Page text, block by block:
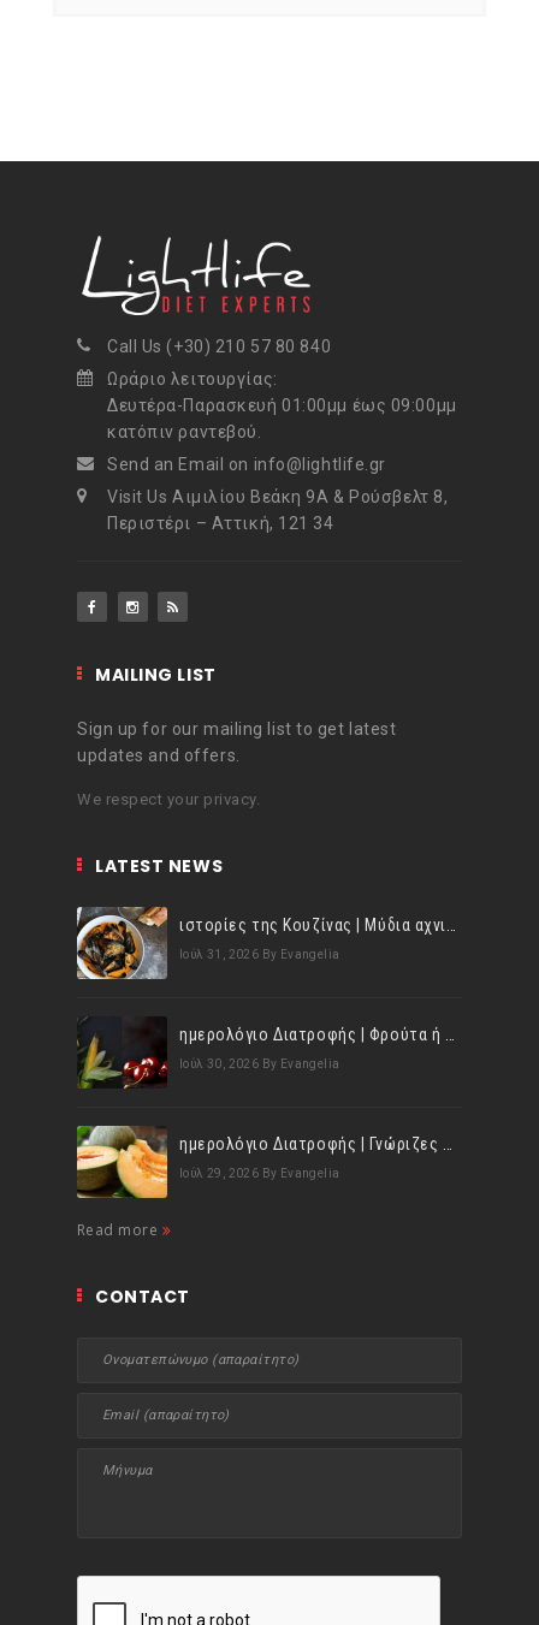
Call Us (+30) 210 57 80 840
Ωράριο λειτουργίας:
Δευτέρα-Παρασκευή 01:00μμ έως 09:00μμ
κατόπιν ραντεβού.
Send an Email on info@lightlife.gr
Visit Us Αιμιλίου Βεάκη 9Α & Ρούσβελτ 8,
Περιστέρι – Αττική, 121 34
MAILING LIST
Sign up for our mailing list to get latest
updates and offers.
We respect your privacy.
LATEST NEWS
ιστορίες της Κουζίνας | Μύδια αχνιστά σβησμένα με λευκό κρασί!
Ιούλ 31, 2026 By Evangelia
ημερολόγιο Διατροφής | Φρούτα ή λαχανικά; Γνωρίζεις τη διαφορά;
Ιούλ 30, 2026 By Evangelia
ημερολόγιο Διατροφής | Γνώριζες ότι, το πεπόνι περιέχει πολλές βιταμίνες;
Ιούλ 29, 2026 By Evangelia
Read more
CONTACT